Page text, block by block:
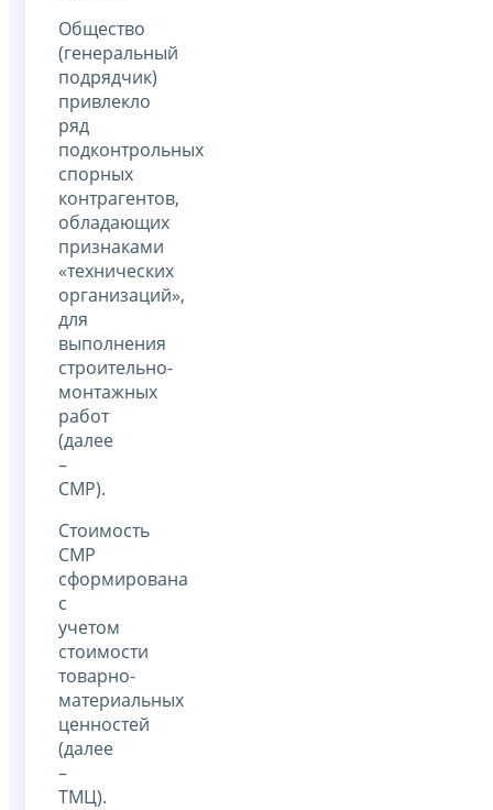
Общество
(генеральный
подрядчик)
привлекло
ряд
подконтрольных
спорных
контрагентов,
обладающих
признаками
«технических
организаций»,
для
выполнения
строительно-
монтажных
работ
(далее
–
СМР).
Стоимость
СМР
сформирована
с
учетом
стоимости
товарно-
материальных
ценностей
(далее
–
ТМЦ).